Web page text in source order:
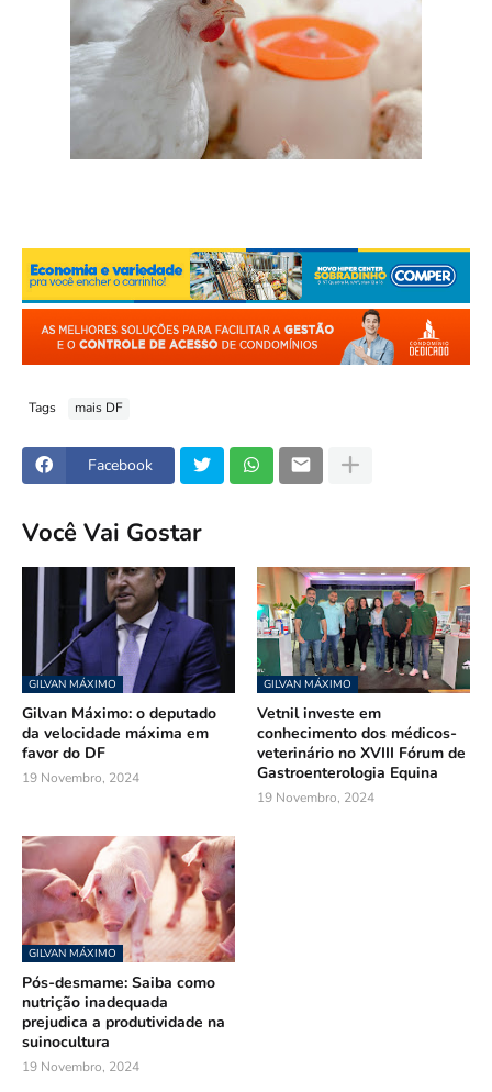
Tags mais DF
Facebook
Você Vai Gostar
GILVAN MÁXIMO
Gilvan Máximo: o deputado
da velocidade máxima em
favor do DF
19 Novembro, 2024
GILVAN MÁXIMO
Vetnil investe em
conhecimento dos médicos-
veterinário no XVIII Fórum de
Gastroenterologia Equina
19 Novembro, 2024
GILVAN MÁXIMO
Pós-desmame: Saiba como
nutrição inadequada
prejudica a produtividade na
suinocultura
19 Novembro, 2024